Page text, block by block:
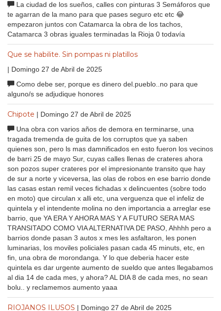
La ciudad de los sueños, calles con pinturas 3 Semáforos que
te agarran de la mano para que pases seguro etc etc 😂
empezaron juntos con Catamarca la obra de los tachos,
Catamarca 3 obras iguales terminadas la Rioja 0 todavía
Que se habilite. Sin pompas ni platillos
| Domingo 27 de Abril de 2025
Como debe ser, porque es dinero del.pueblo..no para que
alguno/s se adjudique honores
Chipote | Domingo 27 de Abril de 2025
Una obra con varios años de demora en terminarse, una
tragada tremenda de guita de los corruptos que ya saben
quienes son, pero ls mas damnificados en esto fueron los vecinos
de barri 25 de mayo Sur, cuyas calles llenas de crateres ahora
son pozos super crateres por el impresionante transito que hay
de sur a norte y viceversa, las olas de robos en ese barrio donde
las casas estan remil veces fichadas x delincuentes (sobre todo
en moto) que circulan x alli etc, una verguenza que el infeliz de
quintela y el intendente molina no den importancia a arreglar ese
barrio, que YA ERA Y AHORA MAS Y A FUTURO SERA MAS
TRANSITADO COMO VIA ALTERNATIVA DE PASO, Ahhhh pero a
barrios donde pasan 3 autos x mes les asfaltaron, les ponen
luminarias, los moviles policiales pasan cada 45 minuts, etc, en
fin, una obra de morondanga. Y lo que deberia hacer este
quintela es dar urgente aumento de sueldo que antes llegabamos
al dia 14 de cada mes, y ahora? AL DIA 8 de cada mes, no sean
bolu.. y reclamemos aumento yaaa
RIOJANOS ILUSOS | Domingo 27 de Abril de 2025